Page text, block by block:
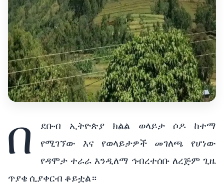
በ
ደቡብ ኢትዮጵያ ክልል ወላይታ ሶዶ ከተማ
የሚገኘው እና የወላይታዎች መገለጫ የሆነው
የዳሞታ ተራራ እንዲለማ ኅብረተሰቡ ለረጅም ጊዜ
ጥያቄ ሲያቀርብ ቆይቷል።